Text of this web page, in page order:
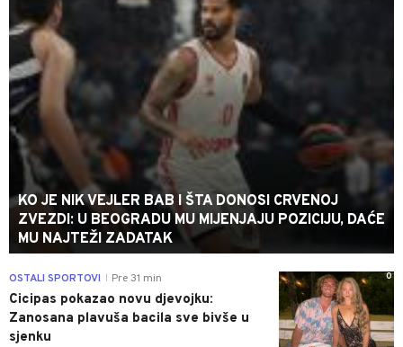
KO JE NIK VEJLER BAB I ŠTA DONOSI CRVENOJ
ZVEZDI: U BEOGRADU MU MIJENJAJU POZICIJU, DAĆE
MU NAJTEŽI ZADATAK
0
OSTALI SPORTOVI Pre 31 min
Cicipas pokazao novu djevojku:
Zanosana plavuša bacila sve bivše u
sjenku